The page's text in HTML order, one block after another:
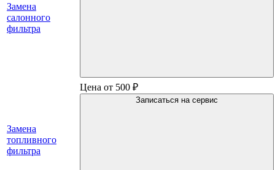
Замена
салонного
фильтра
Замена
топливного
фильтра
Цена от 500 ₽
Записаться на сервис